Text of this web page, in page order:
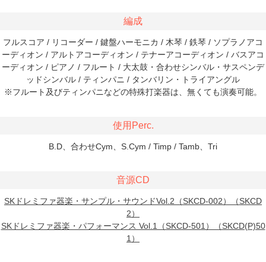
編成
フルスコア / リコーダー / 鍵盤ハーモニカ / 木琴 / 鉄琴 / ソプラノアコ
ーディオン / アルトアコーディオン / テナーアコーディオン / バスアコ
ーディオン / ピアノ / フルート / 大太鼓・合わせシンバル・サスペンデ
ッドシンバル / ティンパニ / タンバリン・トライアングル
※フルート及びティンパニなどの特殊打楽器は、無くても演奏可能。
使用Perc.
B.D、合わせCym、S.Cym / Timp / Tamb、Tri
音源CD
SKドレミファ器楽・サンプル・サウンドVol.2（SKCD-002）（SKCD
2）
SKドレミファ器楽・パフォーマンス Vol.1（SKCD-501）（SKCD(P)50
1）